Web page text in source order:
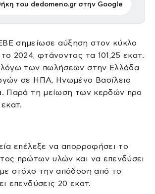
του dedomeno.gr στην Google
σημείωσε αύξηση στον κύκλο
2024, φτάνοντας τα 101,25 εκατ.
των πωλήσεων στην Ελλάδα
σε ΗΠΑ, Ηνωμένο Βασίλειο
Παρά τη μείωση των κερδών προ
επέλεξε να απορροφήσει το
πρώτων υλών και να επενδύσει
στόχο την απόδοση από το
επενδύσεις 20 εκατ.